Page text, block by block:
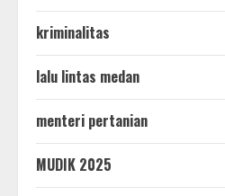
kriminalitas
lalu lintas medan
menteri pertanian
MUDIK 2025